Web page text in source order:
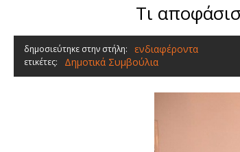
Τι
δημοσιεύτηκε στην στήλη: ενδιαφέροντα
ετικέτες: Δημοτικά Συμβούλια